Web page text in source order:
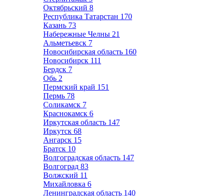
Октябрьский 8
Республика Татарстан 170
Казань 73
Набережные Челны 21
Альметьевск 7
Новосибирская область 160
Новосибирск 111
Бердск 7
Обь 2
Пермский край 151
Пермь 78
Соликамск 7
Краснокамск 6
Иркутская область 147
Иркутск 68
Ангарск 15
Братск 10
Волгоградская область 147
Волгоград 83
Волжский 11
Михайловка 6
Ленинградская область 140